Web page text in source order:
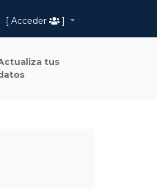
[ Acceder
]
tus